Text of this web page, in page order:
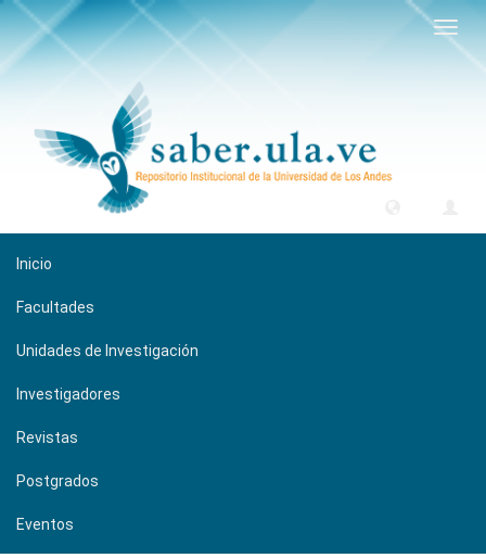
Inicio
Facultades
Unidades de Investigación
Investigadores
Revistas
Postgrados
Eventos